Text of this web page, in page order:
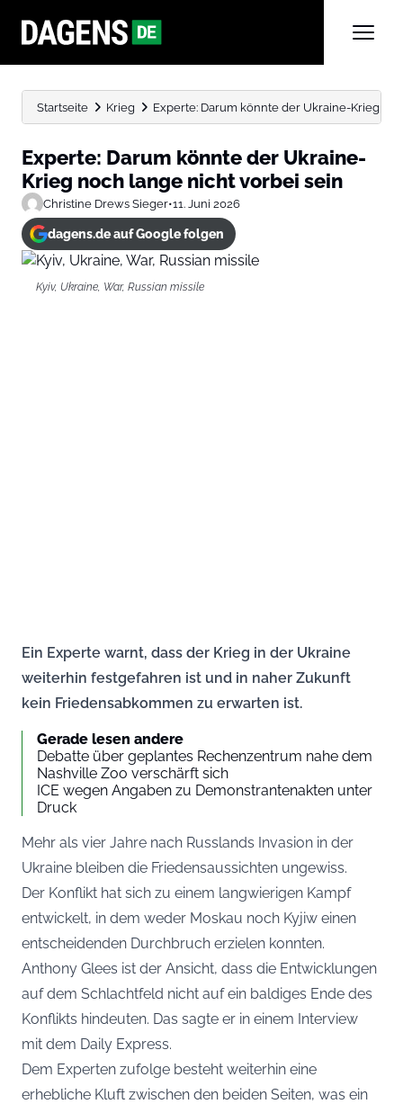
Startseite Krieg Experte: Darum könnte der Ukraine-Krieg
Experte: Darum könnte der Ukraine-
Krieg noch lange nicht vorbei sein
Christine Drews Sieger•11. Juni 2026
dagens.de auf Google folgen
Kyiv, Ukraine, War, Russian missile
Ein Experte warnt, dass der Krieg in der Ukraine
weiterhin festgefahren ist und in naher Zukunft
kein Friedensabkommen zu erwarten ist.
Gerade lesen andere
Debatte über geplantes Rechenzentrum nahe dem
Nashville Zoo verschärft sich
ICE wegen Angaben zu Demonstrantenakten unter
Druck
Mehr als vier Jahre nach Russlands Invasion in der
Ukraine bleiben die Friedensaussichten ungewiss.
Der Konflikt hat sich zu einem langwierigen Kampf
entwickelt, in dem weder Moskau noch Kyjiw einen
entscheidenden Durchbruch erzielen konnten.
Anthony Glees ist der Ansicht, dass die Entwicklungen
auf dem Schlachtfeld nicht auf ein baldiges Ende des
Konflikts hindeuten. Das sagte er in einem Interview
mit dem Daily Express.
Dem Experten zufolge besteht weiterhin eine
erhebliche Kluft zwischen den beiden Seiten, was ein